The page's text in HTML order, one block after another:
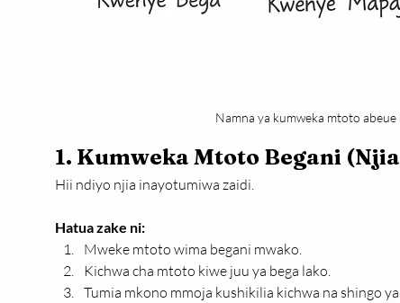
Namna ya kumweka mtoto
1. Kumweka Mtoto Begani
Hii ndiyo njia inayotumiwa zaidi.
Hatua zake ni:
Mweke mtoto wima begani mwako.
Kichwa cha mtoto kiwe juu ya bega lako.
Tumia mkono mmoja kushikilia kichwa na shingo